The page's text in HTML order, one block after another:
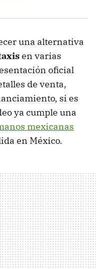
una alternativa
en varias
oficial
de venta,
si es
ya cumple una
mexicanas
en México.